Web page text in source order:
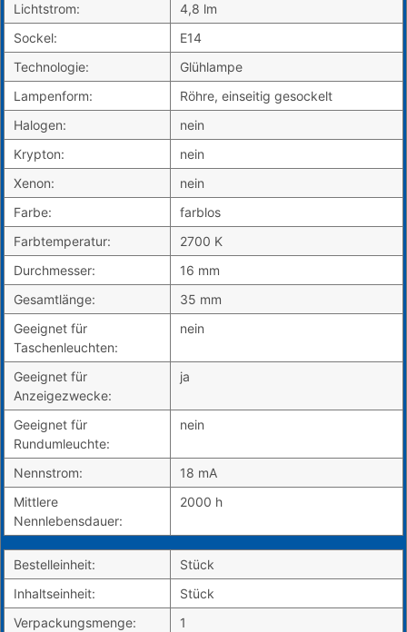
Lichtstrom:
4,8 lm
Sockel:
E14
Technologie:
Glühlampe
Lampenform:
Röhre, einseitig gesockelt
Halogen:
nein
Krypton:
nein
Xenon:
nein
Farbe:
farblos
Farbtemperatur:
2700 K
Durchmesser:
16 mm
Gesamtlänge:
35 mm
Geeignet für
Taschenleuchten:
nein
Geeignet für
Anzeigezwecke:
ja
Geeignet für
Rundumleuchte:
nein
Nennstrom:
18 mA
Mittlere
Nennlebensdauer:
2000 h
Bestelleinheit:
Stück
Inhaltseinheit:
Stück
Verpackungsmenge:
1